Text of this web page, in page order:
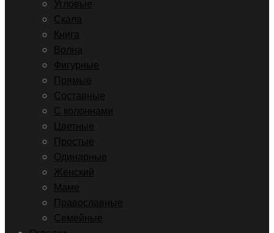
Угловые
Скала
Книга
Волна
Фигурные
Прямые
Составные
С колоннами
Цветные
Простые
Одинарные
Женский
Маме
Православные
Семейные